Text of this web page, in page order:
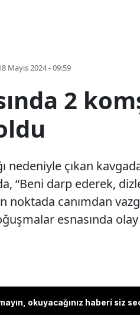
Mayıs 2024 - 09:59
2
nedeniyle çıkan
“Beni darp ederek,
noktada canımdan
esnasında
okuyacağınız haberi siz